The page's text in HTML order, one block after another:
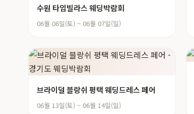
수원 타임빌라스 웨딩박람회
06월 06일(토) ~ 06월 07일(일)
브라이덜 블랑쉬 평택 웨딩드레스 페어
06월 13일(토) ~ 06월 14일(일)